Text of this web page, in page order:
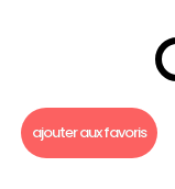
ajouter aux favoris